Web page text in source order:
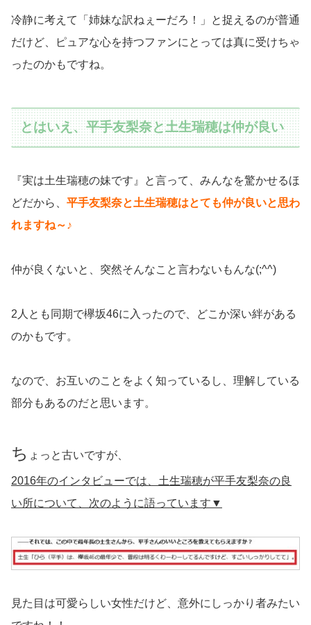
冷静に考えて「姉妹な訳ねぇーだろ！」と捉えるのが普通
だけど、ピュアな心を持つファンにとっては真に受けちゃ
ったのかもですね。
とはいえ、平手友梨奈と土生瑞穂は仲が良い
『実は土生瑞穂の妹です』と言って、みんなを驚かせるほ
どだから、 平手友梨奈と土生瑞穂はとても仲が良いと思わ
れますね～♪
仲が良くないと、突然そんなこと言わないもんな(;^^)
2人とも同期で欅坂46に入ったので、どこか深い絆がある
のかもです。
なので、お互いのことをよく知っているし、理解している
部分もあるのだと思います。
ち ょっと古いですが、
2016年のインタビューでは、土生瑞穂が平手友梨奈の良
い所について、次のように語っています▼
見た目は可愛らしい女性だけど、意外にしっかり者みたい